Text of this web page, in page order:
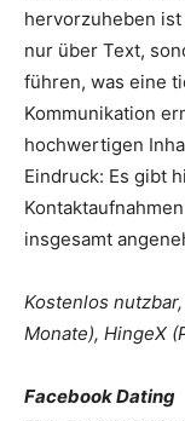
hervorzuheben
nur über Text,
führen, was eine
Kommunikation
hochwertigen
Eindruck: Es gibt
insgesamt
Kostenlos
Monate), HingeX
Facebook Dating